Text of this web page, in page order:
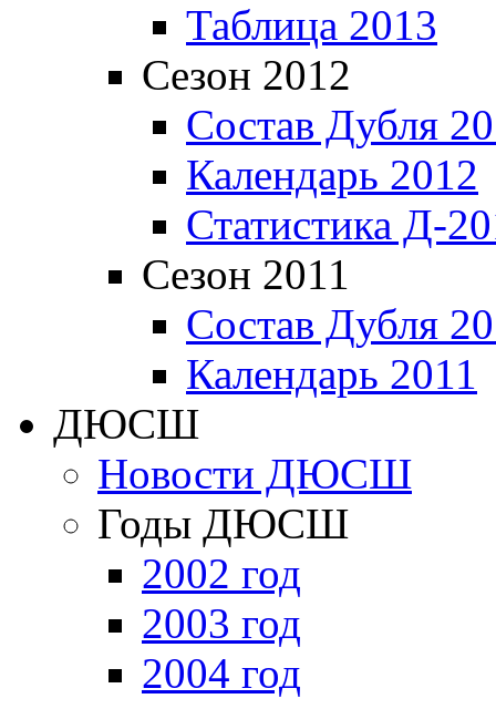
Таблица 2013
Сезон 2012
Состав Дубля
Календарь 2012
Статистика Д-
Сезон 2011
Состав Дубля
Календарь 2011
ДЮСШ
Новости ДЮСШ
Годы ДЮСШ
2002 год
2003 год
2004 год